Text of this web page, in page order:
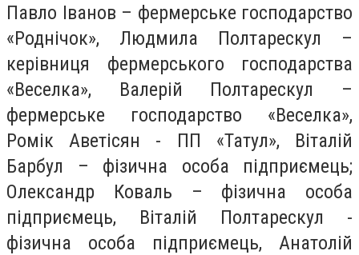
Павло Іванов – фермерське господарство
«Роднічок», Людмила Полтарескул –
керівниця фермерського господарства
«Веселка», Валерій Полтарескул –
фермерське господарство «Веселка»,
Ромік Аветісян - ПП «Татул», Віталій
Барбул – фізична особа підприємець;
Олександр Коваль – фізична особа
підприємець, Віталій Полтарескул -
фізична особа підприємець, Анатолій